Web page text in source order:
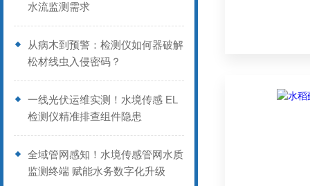
水流监测需求
从病木到预警：检测仪如何器破解
松材线虫入侵密码？
一线光伏运维实测！水境传感 EL
检测仪精准排查组件隐患
全域管网感知！水境传感管网水质
监测终端 赋能水务数字化升级